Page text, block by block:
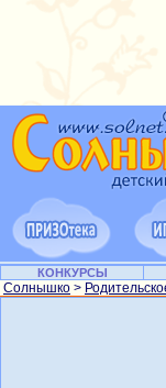
КОНКУРСЫ
Солнышко >